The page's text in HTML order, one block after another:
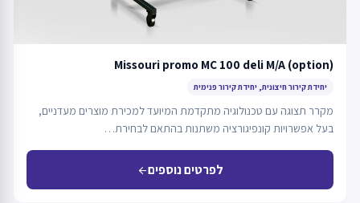
Missouri promo MC 100 deli M/A (option)
יחידת קירור חיצונית, יחידת קירור פנימית
מקרר תצוגה עם טכנולוגיה מתקדמת המיועד למכירת מוצרים מעדניים,
בעל אפשרויות קונפיגורציה משתנות בהתאם לבחירת…
לפרטים נוספיםarrow_back